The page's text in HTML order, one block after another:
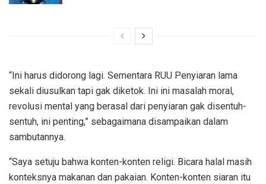
“Ini harus didorong lagi. Sementara RUU Penyiaran lama
sekali diusulkan tapi gak diketok. Ini ini masalah moral,
revolusi mental yang berasal dari penyiaran gak disentuh-
sentuh, ini penting,” sebagaimana disampaikan dalam
sambutannya.
“Saya setuju bahwa konten-konten religi. Bicara halal masih
konteksnya makanan dan pakaian. Konten-konten siaran itu